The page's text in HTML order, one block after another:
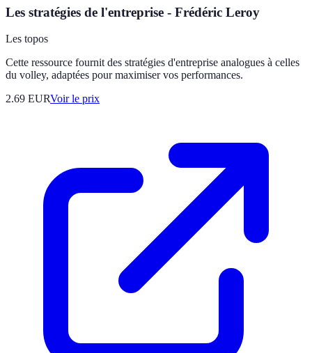
Les stratégies de l'entreprise - Frédéric Leroy
Les topos
Cette ressource fournit des stratégies d'entreprise analogues à celles
du volley, adaptées pour maximiser vos performances.
2.69 EURVoir le prix